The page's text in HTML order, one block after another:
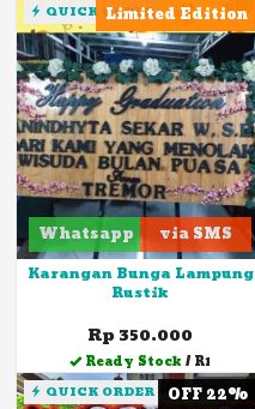
Limited Edition
QUICK ORDER
Whatsapp via SMS
Karangan Bunga Lampung
Rustik
Rp 350.000
Ready Stock / R1
OFF 22%
QUICK ORDER